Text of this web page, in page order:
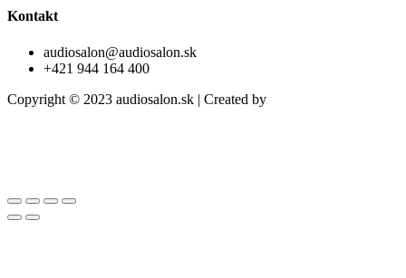
Kontakt
audiosalon@audiosalon.sk
+421 944 164 400
Copyright © 2023 audiosalon.sk | Created by